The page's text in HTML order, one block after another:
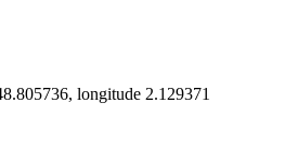
longitude 2.129371